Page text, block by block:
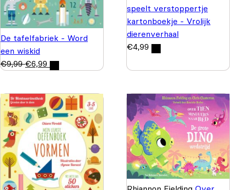
De tafelfabriek - Word
een wiskid
€9,99 €6,99
speelt verstoppertje
kartonboekje - Vrolijk
dierenverhaal
€4,99